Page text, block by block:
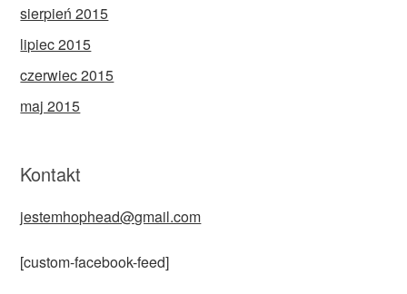
sierpień 2015
lipiec 2015
czerwiec 2015
maj 2015
Kontakt
jestemhophead@gmail.com
[custom-facebook-feed]